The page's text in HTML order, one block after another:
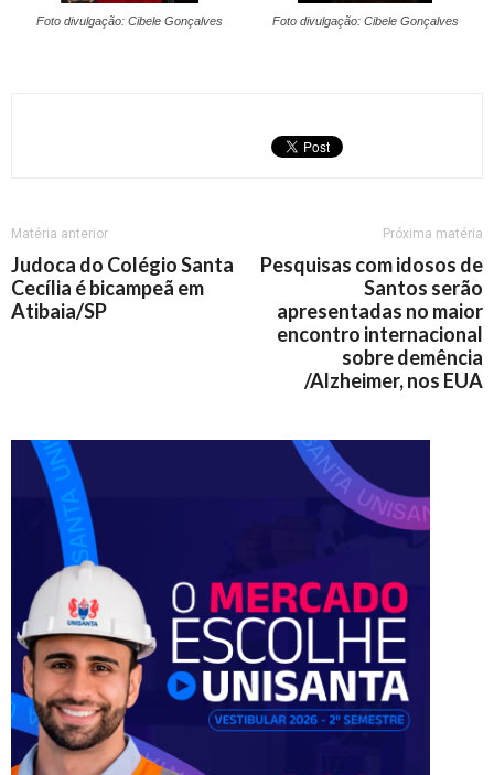
Foto divulgação: Cibele Gonçalves Foto divulgação: Cibele Gonçalves
Matéria anterior
Judoca do Colégio Santa
Cecília é bicampeã em
Atibaia/SP
Próxima matéria
Pesquisas com idosos de
Santos serão
apresentadas no maior
encontro internacional
sobre demência
/Alzheimer, nos EUA